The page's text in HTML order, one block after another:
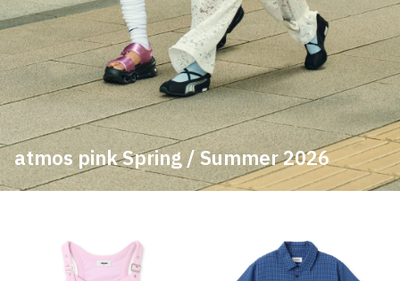
atmos pink Spring / Summer 2026